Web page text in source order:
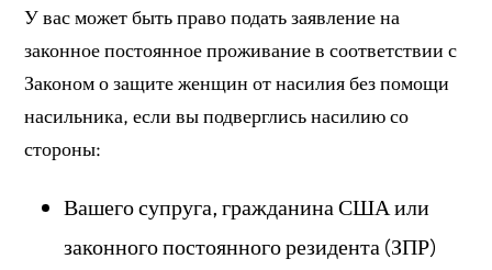
У вас может быть право подать заявление на
законное постоянное проживание в соответствии с
Законом о защите женщин от насилия без помощи
насильника, если вы подверглись насилию со
стороны:
Вашего супруга, гражданина США или
законного постоянного резидента (ЗПР)